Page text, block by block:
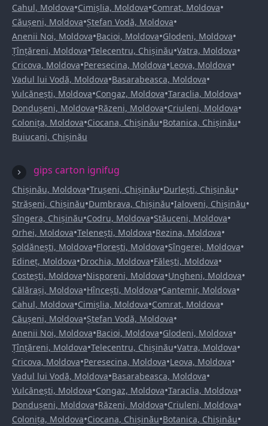
Cahul, Moldova•Cimișlia, Moldova•Comrat, Moldova•
Căușeni, Moldova•Ștefan Vodă, Moldova•
Anenii Noi, Moldova•Bacioi, Moldova•Glodeni, Moldova•
Țînțăreni, Moldova•Telecentru, Chișinău•Vatra, Moldova•
Cricova, Moldova•Peresecina, Moldova•Leova, Moldova•
Vadul lui Vodă, Moldova•Basarabeasca, Moldova•
Vulcănești, Moldova•Congaz, Moldova•Taraclia, Moldova•
Dondușeni, Moldova•Răzeni, Moldova•Criuleni, Moldova•
Colonița, Moldova•Ciocana, Chișinău•Botanica, Chișinău•
Buiucani, Chișinău
gips carton ignifug
Chișinău, Moldova•Trușeni, Chișinău•Durlești, Chișinău•
Strășeni, Chișinău•Dumbrava, Chișinău•Ialoveni, Chișinău•
Sîngera, Chișinău•Codru, Moldova•Stăuceni, Moldova•
Orhei, Moldova•Telenești, Moldova•Rezina, Moldova•
Șoldănești, Moldova•Florești, Moldova•Sîngerei, Moldova•
Edineț, Moldova•Drochia, Moldova•Fălești, Moldova•
Costești, Moldova•Nisporeni, Moldova•Ungheni, Moldova•
Călărași, Moldova•Hîncești, Moldova•Cantemir, Moldova•
Cahul, Moldova•Cimișlia, Moldova•Comrat, Moldova•
Căușeni, Moldova•Ștefan Vodă, Moldova•
Anenii Noi, Moldova•Bacioi, Moldova•Glodeni, Moldova•
Țînțăreni, Moldova•Telecentru, Chișinău•Vatra, Moldova•
Cricova, Moldova•Peresecina, Moldova•Leova, Moldova•
Vadul lui Vodă, Moldova•Basarabeasca, Moldova•
Vulcănești, Moldova•Congaz, Moldova•Taraclia, Moldova•
Dondușeni, Moldova•Răzeni, Moldova•Criuleni, Moldova•
Colonița, Moldova•Ciocana, Chișinău•Botanica, Chișinău•